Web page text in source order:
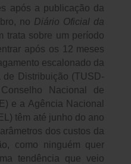
após a publicação da
no Diário Oficial da
trata sobre um período
após os 12 meses
escalonado da
Distribuição (TUSD-
Nacional de
e a Agência Nacional
têm até junho do ano
dos custos da
como ninguém quer
tendência que veio